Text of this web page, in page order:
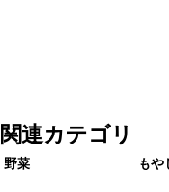
関連カテゴリ
野菜 もや